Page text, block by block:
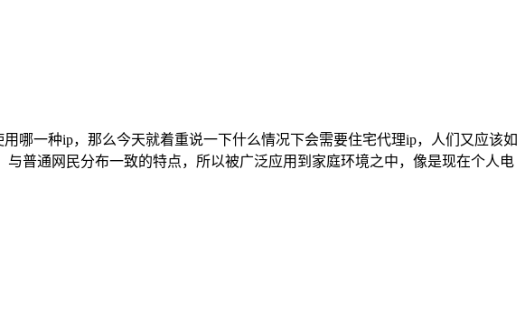
哪一种ip，那么今天就着重说一下什么情况下会需要住宅代理ip，人们又应该如
普通网民分布一致的特点，所以被广泛应用到家庭环境之中，像是现在个人电